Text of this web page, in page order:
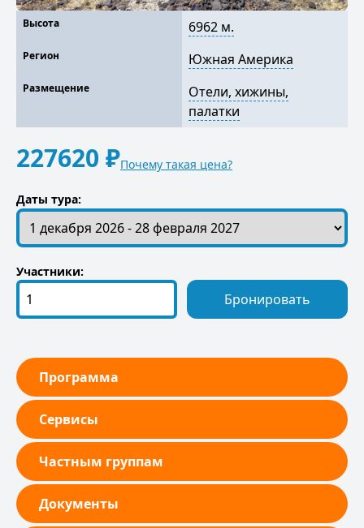
Высота 6962 м.
Регион Южная Америка
Размещение
Отели, хижины,
палатки
227620 ₽Почему такая цена?
Даты тура:
Участники:
Бронировать
Программа
Сервисы
Частным группам
Документы